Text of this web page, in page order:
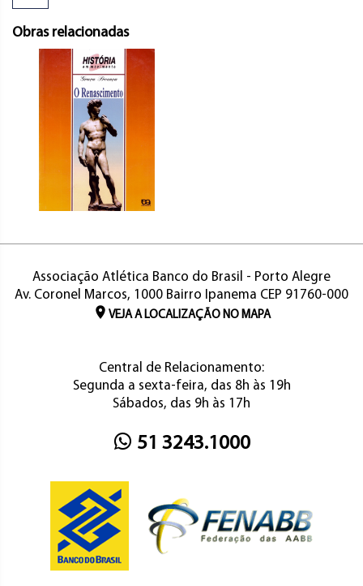
Obras relacionadas
Associação Atlética Banco do Brasil - Porto Alegre
Av. Coronel Marcos, 1000 Bairro Ipanema CEP 91760-000
VEJA A LOCALIZAÇÃO NO MAPA
Central de Relacionamento:
Segunda a sexta-feira, das 8h às 19h
Sábados, das 9h às 17h
51 3243.1000